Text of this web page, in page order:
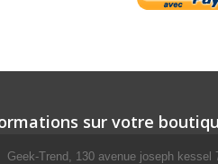
sur votre
Geek-Trend, 130 avenue joseph kessel